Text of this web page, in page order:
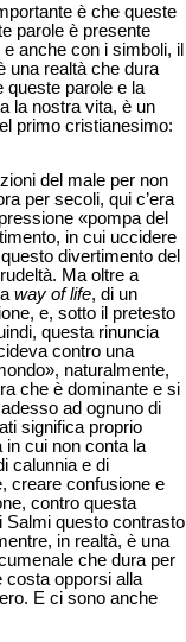
è che queste
parole è presente
anche con i simboli, il
una realtà che dura
queste parole e la
la nostra vita, è un
primo cristianesimo:
del male per non
per secoli, qui c’era
«pompa del
in cui uccidere
divertimento del
Ma oltre a
way of life, di un
e, sotto il pretesto
questa rinuncia
contro una
naturalmente,
che è dominante e si
ad ognuno di
significa proprio
cui non conta la
calunnia e di
creare confusione e
contro questa
Salmi questo contrasto
in realtà, è una
che dura per
costa opporsi alla
E ci sono anche